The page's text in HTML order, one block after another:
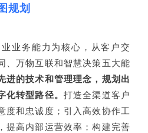
规划
业务能力为核心，从客户交
、万物互联和智慧决策五大能
进的技术和管理理念，规划出
转型路径。 打造全渠道客户
度和忠诚度；引入高效协作工
提高内部运营效率；构建完善